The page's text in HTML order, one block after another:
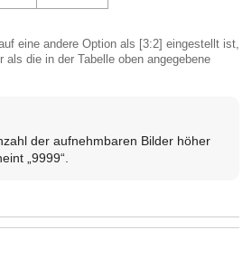
eine andere Option als [3:2] eingestellt ist,
als die in der Tabelle oben angegebene
der aufnehmbaren Bilder höher
„9999“.